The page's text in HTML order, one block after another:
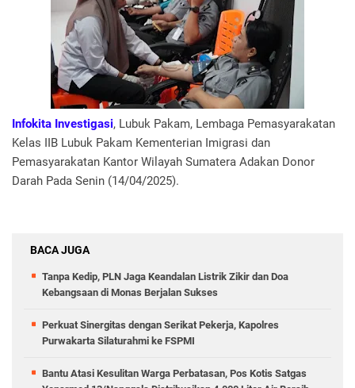
Infokita Investigasi, Lubuk Pakam, Lembaga Pemasyarakatan
Kelas IIB Lubuk Pakam Kementerian Imigrasi dan
Pemasyarakatan Kantor Wilayah Sumatera Adakan Donor
Darah Pada Senin (14/04/2025).
BACA JUGA
Tanpa Kedip, PLN Jaga Keandalan Listrik Zikir dan Doa
Kebangsaan di Monas Berjalan Sukses
Perkuat Sinergitas dengan Serikat Pekerja, Kapolres
Purwakarta Silaturahmi ke FSPMI
Bantu Atasi Kesulitan Warga Perbatasan, Pos Kotis Satgas